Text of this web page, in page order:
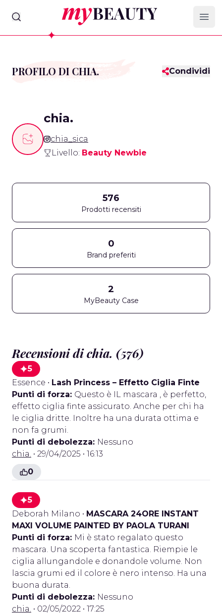
myBeauty
PROFILO DI CHIA. Condividi
chia.
chia_sica
Livello: Beauty Newbie
576
Prodotti recensiti
0
Brand preferiti
2
MyBeauty Case
Recensioni di chia. (576)
5
Essence • Lash Princess – Effetto Ciglia Finte
Punti di forza: Questo è IL mascara , è perfetto,
effetto ciglia finte assicurato. Anche per chi ha
le ciglia dritte. Inoltre ha una durata ottima e
non fa grumi.
Punti di debolezza: Nessuno
chia. • 29/04/2025 • 16:13
0
5
Deborah Milano • MASCARA 24ORE INSTANT
MAXI VOLUME PAINTED BY PAOLA TURANI
Punti di forza: Mi è stato regalato questo
mascara. Una scoperta fantastica. Riempie le
ciglia allungandole e donandole volume. Non
lascia grumi ed il colore è nero intenso. Ha una
buona durata.
Punti di debolezza: Nessuno
chia. • 02/05/2022 • 17:25